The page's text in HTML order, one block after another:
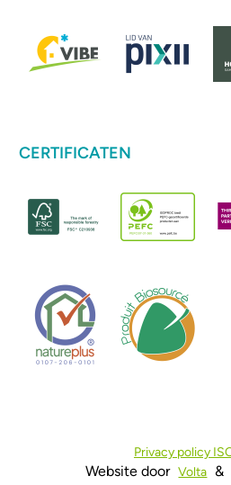
CERTIFICATEN
Privacy policy
Website door Volta &